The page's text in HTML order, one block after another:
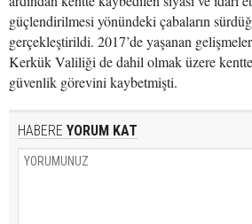
güçlendirilmesi yönündeki çabaların
gerçekleştirildi. 2017’de yaşanan
Kerkük Valiliği de dahil olmak üzere
güvenlik görevini kaybetmişti.
HABERE YORUM KAT